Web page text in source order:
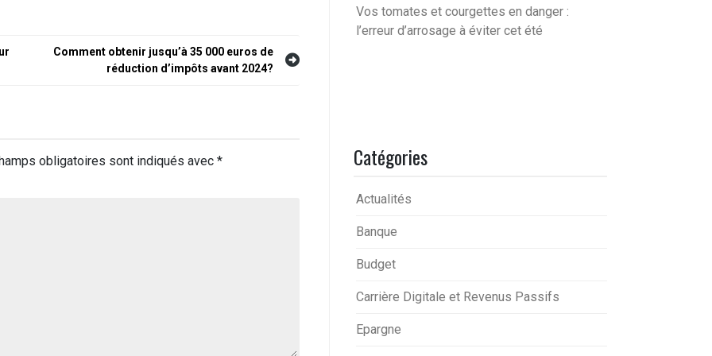
Comment obtenir jusqu’à 35 000 euros de
réduction d’impôts avant 2024?
obligatoires sont indiqués avec *
Vos tomates et courgettes en danger :
l’erreur d’arrosage à éviter cet été
Catégories
Actualités
Banque
Budget
Carrière Digitale et Revenus Passifs
Epargne